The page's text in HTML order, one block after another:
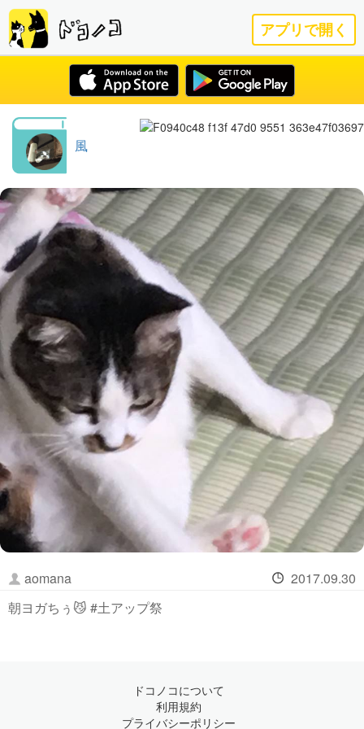
アプリで開く
風
aomana
2017.09.30
朝ヨガちぅ😼 #土アップ祭
ドコノコについて
利用規約
プライバシーポリシー